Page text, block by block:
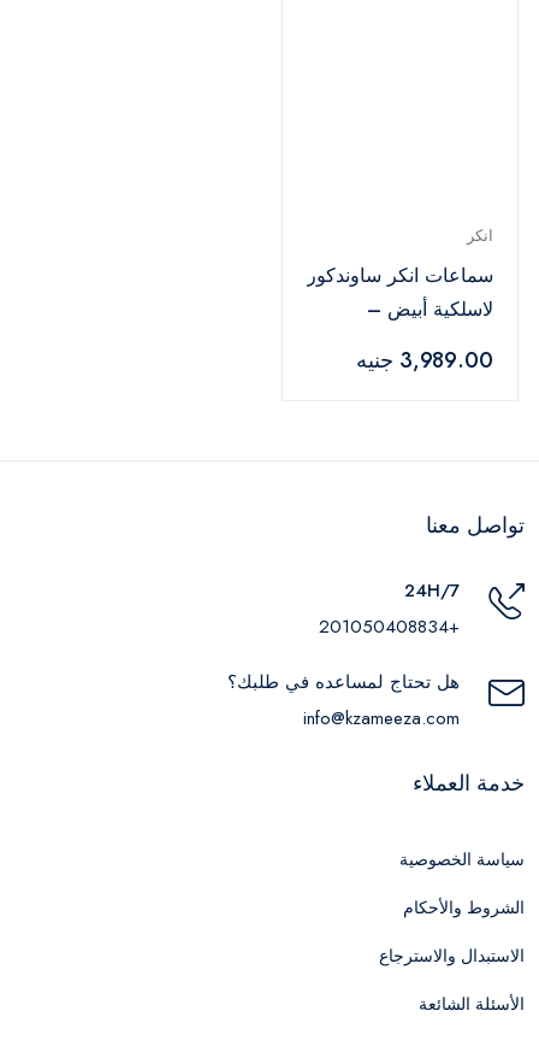
انكر
سماعات انكر ساوندكور
لاسلكية أبيض –
3,989.00 جنيه
تواصل معنا
24H/7
+201050408834
هل تحتاج لمساعده في طلبك؟
info@kzameeza.com
خدمة العملاء
سياسة الخصوصية
الشروط والأحكام
الاستبدال والاسترجاع
الأسئلة الشائعة